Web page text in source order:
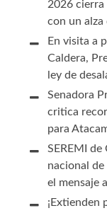
2026 cierra
con un alza
En visita a
Caldera,
ley de
Senadora
critica
para
SEREMI
nacional
el mensaje
¡Extienden